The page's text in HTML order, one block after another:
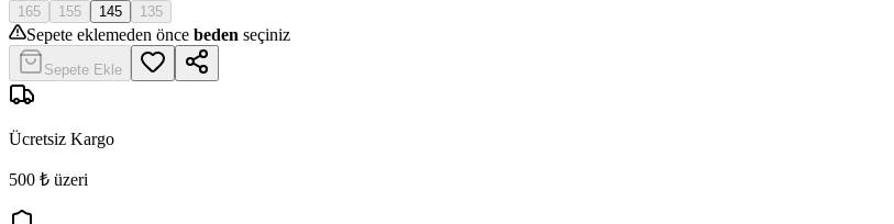
165 155 145 135
Sepete eklemeden önce beden seçiniz
Sepete Ekle
Ücretsiz Kargo
500 ₺ üzeri